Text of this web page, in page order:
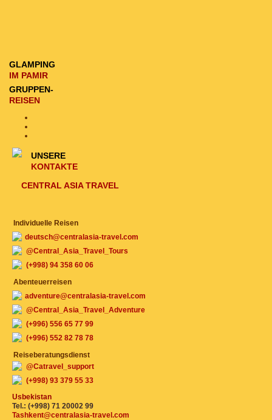
GLAMPING
IM PAMIR
GRUPPEN-
REISEN
UNSERE
KONTAKTE
CENTRAL ASIA TRAVEL
Individuelle Reisen
deutsch@centralasia-travel.com
@Central_Asia_Travel_Tours
(+998) 94 358 60 06
Abenteuerreisen
adventure@centralasia-travel.com
@Central_Asia_Travel_Adventure
(+996) 556 65 77 99
(+996) 552 82 78 78
Reiseberatungsdienst
@Catravel_support
(+998) 93 379 55 33
Usbekistan
Tel.: (+998) 71 20002 99
Tashkent@centralasia-travel.com